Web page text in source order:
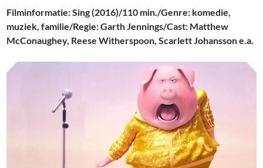
Filminformatie: Sing (2016)/110 min./Genre: komedie,
muziek, familie/Regie: Garth Jennings/Cast: Matthew
McConaughey, Reese Witherspoon, Scarlett Johansson e.a.